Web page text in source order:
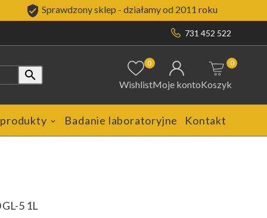
 Sprawdzony sklep - działamy od 2011 roku
731 452 522

0
WishlistMoje kontoKoszyk
0
Badanie laboratoryjne Kontakt
5 1L